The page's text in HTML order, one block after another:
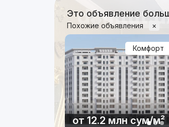
Это объявление
Похожие объявления ×
Комфорт
от12.2 млн сум/м²